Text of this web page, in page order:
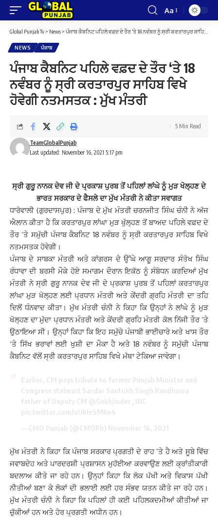
Font
Resizer
Aa
Global Punjab Tv > News > ਪੰਜਾਬ ਕੈਬਨਿਟ ਪਹਿਲੇ ਵਫ਼ਦ ਦੇ ਤੌਰ ‘ਤੇ 18 ਨਵੰਬਰ ਨੂੰ ਸ੍ਰੀ ਕਰਤਾਰਪੁਰ ਸਾਹਿਬ ਵਿਖੇ ਹੋਵੇਗੀ ਨਤਮਸਤਕ : ਮੁੱਖ ਮੰਤਰੀ
NEWS ਪੰਜਾਬ
ਪੰਜਾਬ ਕੈਬਨਿਟ ਪਹਿਲੇ ਵਫ਼ਦ ਦੇ ਤੌਰ ‘ਤੇ 18
ਨਵੰਬਰ ਨੂੰ ਸ੍ਰੀ ਕਰਤਾਰਪੁਰ ਸਾਹਿਬ ਵਿਖੇ
ਹੋਵੇਗੀ ਨਤਮਸਤਕ : ਮੁੱਖ ਮੰਤਰੀ
Last updated: November 16, 2021 5:17 pm
TeamGlobalPunjab
5 Min Read
ਸ੍ਰੀ ਗੁਰੂ ਨਾਨਕ ਦੇਵ ਜੀ ਦੇ ਪ੍ਰਕਾਸ਼ ਪੁਰਬ ਤੋਂ ਪਹਿਲਾਂ ਲਾਂਘੇ ਨੂੰ ਮੁੜ ਖੋਲ੍ਹਣ ਦੇ
ਭਾਰਤ ਸਰਕਾਰ ਦੇ ਫੈਸਲੇ ਦਾ ਮੁੱਖ ਮੰਤਰੀ ਨੇ ਕੀਤਾ ਸਵਾਗਤ
ਧਾਰੋਵਾਲੀ (ਗੁਰਦਾਸਪੁਰ) : ਪੰਜਾਬ ਦੇ ਮੁੱਖ ਮੰਤਰੀ ਚਰਨਜੀਤ ਸਿੰਘ ਚੰਨੀ ਨੇ ਅੱਜ
ਐਲਾਨ ਕੀਤਾ ਹੈ ਕਿ ਕਰਤਾਰਪੁਰ ਲਾਂਘਾ ਮੁੜ ਖੁੱਲ੍ਹਣ ਤੋਂ ਬਾਅਦ ਪਹਿਲੇ ਵਫ਼ਦ ਦੇ
ਤੌਰ ‘ਤੇ ਸਮੁੱਚੀ ਪੰਜਾਬ ਕੈਬਨਿਟ 18 ਨਵੰਬਰ ਨੂੰ ਸ੍ਰੀ ਕਰਤਾਰਪੁਰ ਸਾਹਿਬ ਵਿਖੇ
ਨਤਮਸਤਕ ਹੋਵੇਗੀ।
ਪੰਜਾਬ ਦੇ ਸਾਬਕਾ ਮੰਤਰੀ ਅਤੇ ਕਾਂਗਰਸ ਦੇ ਉੱਘੇ ਆਗੂ ਸਰਦਾਰ ਸੰਤੋਖ ਸਿੰਘ
ਰੰਧਾਵਾ ਦੀ ਬਰਸੀ ਮੌਕੇ ਹੋਏ ਸਮਾਗਮ ਦੌਰਾਨ ਇਕੱਠ ਨੂੰ ਸੰਬੋਧਨ ਕਰਦਿਆਂ ਮੁੱਖ
ਮੰਤਰੀ ਨੇ ਸ੍ਰੀ ਗੁਰੂ ਨਾਨਕ ਦੇਵ ਜੀ ਦੇ ਪ੍ਰਕਾਸ਼ ਪੁਰਬ ਤੋਂ ਪਹਿਲਾਂ ਕਰਤਾਰਪੁਰ
ਲਾਂਘਾ ਮੁੜ ਖੋਲ੍ਹਣ ਲਈ ਪ੍ਰਧਾਨ ਮੰਤਰੀ ਅਤੇ ਕੇਂਦਰੀ ਗ੍ਰਹਿ ਮੰਤਰੀ ਦਾ ਤਹਿ
ਦਿਲੋਂ ਧੰਨਵਾਦ ਕੀਤਾ। ਮੁੱਖ ਮੰਤਰੀ ਚੰਨੀ ਨੇ ਕਿਹਾ ਕਿ ਉਨ੍ਹਾਂ ਨੇ ਲਾਂਘੇ ਨੂੰ ਮੁੜ
ਖੋਲ੍ਹਣ ਦਾ ਮੁੱਦਾ ਪ੍ਰਧਾਨ ਮੰਤਰੀ ਅਤੇ ਕੇਂਦਰੀ ਗ੍ਰਹਿ ਮੰਤਰੀ ਕੋਲ ਨਿੱਜੀ ਤੌਰ ‘ਤੇ
ਉਠਾਇਆ ਸੀ। ਉਨ੍ਹਾਂ ਕਿਹਾ ਕਿ ਇਹ ਸਮੁੱਚੇ ਪੰਜਾਬੀ ਭਾਈਚਾਰੇ ਅਤੇ ਖਾਸ ਤੌਰ
‘ਤੇ ਸਿੱਖ ਭਰਾਵਾਂ ਲਈ ਖੁਸ਼ੀ ਦਾ ਮੌਕਾ ਹੈ ਅਤੇ 18 ਨਵੰਬਰ ਨੂੰ ਸਮੁੱਚੀ ਪੰਜਾਬ
ਕੈਬਨਿਟ ਵੱਲੋਂ ਸ੍ਰੀ ਕਰਤਾਰਪੁਰ ਸਾਹਿਬ ਵਿਖੇ ਮੱਥਾ ਟੇਕਿਆ ਜਾਵੇਗਾ।
ਮੁੱਖ ਮੰਤਰੀ ਨੇ ਕਿਹਾ ਕਿ ਪੰਜਾਬ ਸਰਕਾਰ ਪ੍ਰਗਤੀ ਦੇ ਰਾਹ ‘ਤੇ ਹੈ ਅਤੇ ਸੂਬੇ ਵਿੱਚ
ਜਵਾਬਦੇਹ ਅਤੇ ਪਾਰਦਰਸ਼ੀ ਪ੍ਰਸ਼ਾਸਨ ਮੁਹੱਈਆ ਕਰਵਾਉਣ ਲਈ ਕ੍ਰਾਂਤੀਕਾਰੀ
ਬਦਲਾਅ ਕੀਤੇ ਜਾ ਰਹੇ ਹਨ। ਉਨ੍ਹਾਂ ਕਿਹਾ ਕਿ ਲੋਕ ਪੱਖੀ ਅਤੇ ਵਿਕਾਸ ਪੱਖੀ
ਨੀਤੀਆਂ ਬਣਾ ਕੇ ਲੋਕਾਂ ਦੀ ਭਲਾਈ ਲਈ ਹਰ ਸੰਭਵ ਯਤਨ ਕੀਤੇ ਜਾ ਰਹੇ ਹਨ।
ਮੁੱਖ ਮੰਤਰੀ ਚੰਨੀ ਨੇ ਕਿਹਾ ਕਿ ਪਹਿਲਾਂ ਹੀ ਕਈ ਪਹਿਲਕਦਮੀਆਂ ਕੀਤੀਆਂ ਜਾ
ਚੁੱਕੀਆਂ ਹਨ ਅਤੇ ਹੋਰ ਪ੍ਰਗਤੀ ਅਧੀਨ ਹਨ।